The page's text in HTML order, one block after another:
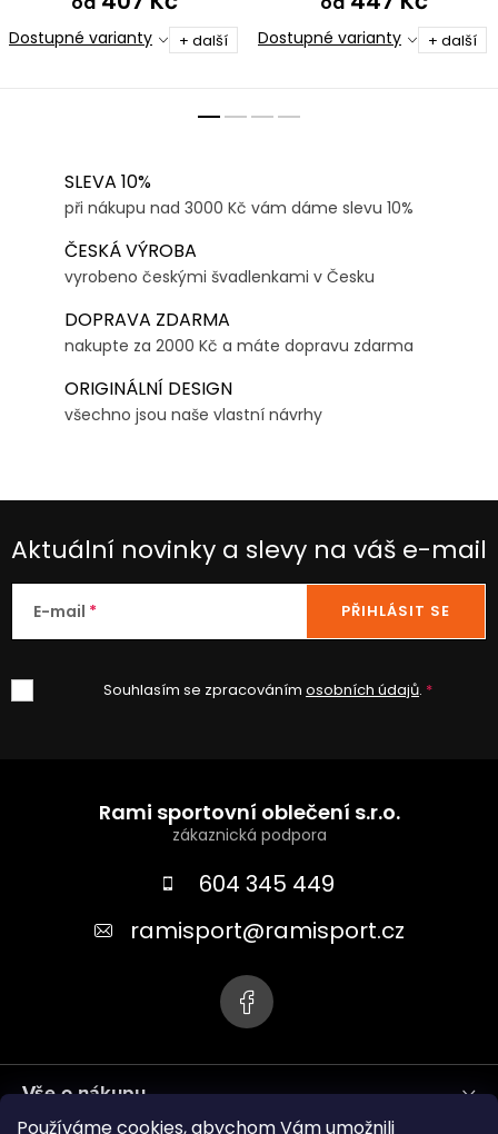
Používáme cookies, abychom Vám umožnili
Dostupné varianty + další Dostupné varianty + další
SLEVA 10%
při nákupu nad 3000 Kč vám dáme slevu 10%
ČESKÁ VÝROBA
vyrobeno českými švadlenkami v Česku
DOPRAVA ZDARMA
nakupte za 2000 Kč a máte dopravu zdarma
ORIGINÁLNÍ DESIGN
všechno jsou naše vlastní návrhy
Aktuální novinky a slevy na váš e-mail
E-mail
Souhlasím se zpracováním osobních údajů.
PŘIHLÁSIT SE
Rami sportovní oblečení s.r.o.
604 345 449
ramisport@ramisport.cz
Vše o nákupu